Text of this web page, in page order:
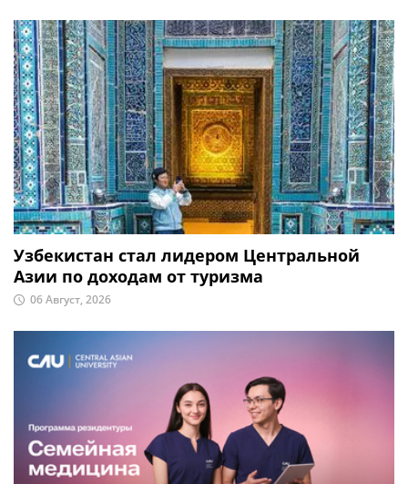
Узбекистан стал лидером Центральной
Азии по доходам от туризма
06 Август, 2026